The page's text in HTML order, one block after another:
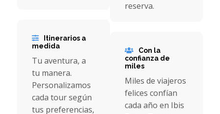
Itinerarios a
medida
Tu aventura, a
tu manera.
Personalizamos
cada tour según
tus preferencias,
reserva.
Con la
confianza de
miles
Miles de viajeros
felices confían
cada año en Ibis